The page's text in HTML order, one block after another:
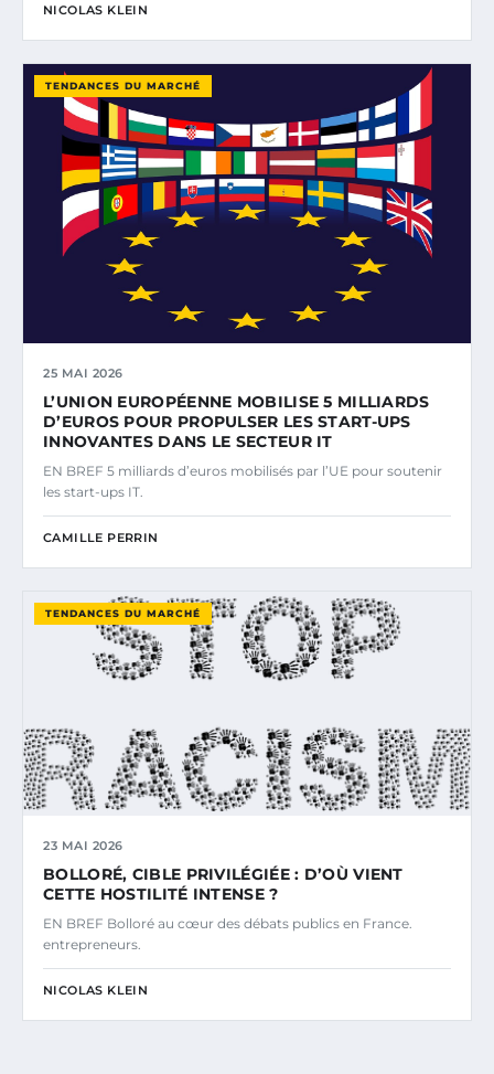
NICOLAS KLEIN
TENDANCES DU MARCHÉ
25 MAI 2026
L’UNION EUROPÉENNE MOBILISE 5 MILLIARDS
D’EUROS POUR PROPULSER LES START-UPS
INNOVANTES DANS LE SECTEUR IT
EN BREF 5 milliards d’euros mobilisés par l’UE pour soutenir
les start-ups IT.
CAMILLE PERRIN
TENDANCES DU MARCHÉ
23 MAI 2026
BOLLORÉ, CIBLE PRIVILÉGIÉE : D’OÙ VIENT
CETTE HOSTILITÉ INTENSE ?
EN BREF Bolloré au cœur des débats publics en France.
entrepreneurs.
NICOLAS KLEIN